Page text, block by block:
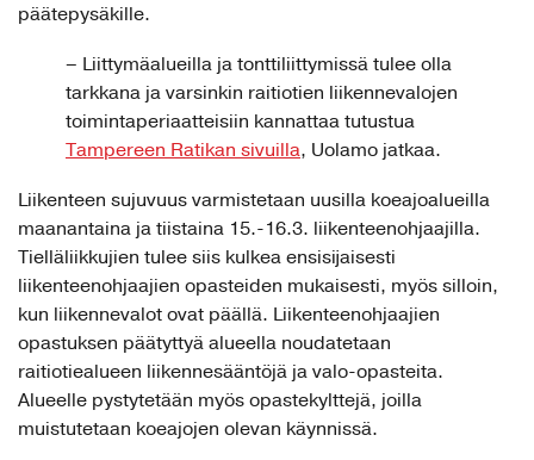
päätepysäkille.
– Liittymäalueilla ja tonttiliittymissä tulee olla
tarkkana ja varsinkin raitiotien liikennevalojen
toimintaperiaatteisiin kannattaa tutustua
Tampereen Ratikan sivuilla, Uolamo jatkaa.
Liikenteen sujuvuus varmistetaan uusilla koeajoalueilla
maanantaina ja tiistaina 15.-16.3. liikenteenohjaajilla.
Tielläliikkujien tulee siis kulkea ensisijaisesti
liikenteenohjaajien opasteiden mukaisesti, myös silloin,
kun liikennevalot ovat päällä. Liikenteenohjaajien
opastuksen päätyttyä alueella noudatetaan
raitiotiealueen liikennesääntöjä ja valo-opasteita.
Alueelle pystytetään myös opastekylttejä, joilla
muistutetaan koeajojen olevan käynnissä.